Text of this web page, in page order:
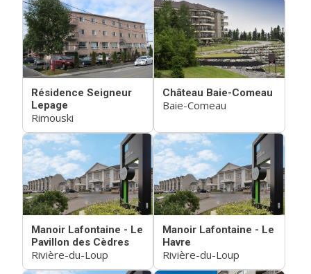
Résidence Seigneur
Lepage
Rimouski
Château Baie-Comeau
Baie-Comeau
Manoir Lafontaine - Le
Pavillon des Cèdres
Rivière-du-Loup
Manoir Lafontaine - Le
Havre
Rivière-du-Loup